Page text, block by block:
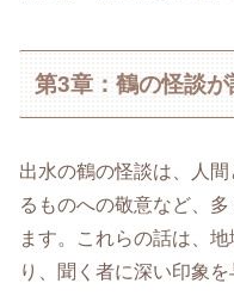
第3章：鶴の怪談
出水の鶴の怪談は、人
るものへの敬意など、
ます。これらの話は、
り、聞く者に深い印象を